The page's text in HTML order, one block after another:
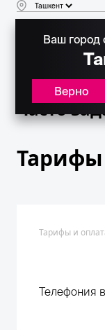
Часто
Тарифы
Тарифы и
Телефония
Ваш город
Верно